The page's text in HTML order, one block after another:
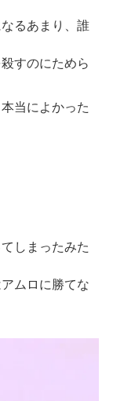
るあまり、誰
すのにためら
本当によかった
しまったみた
ムロに勝てな